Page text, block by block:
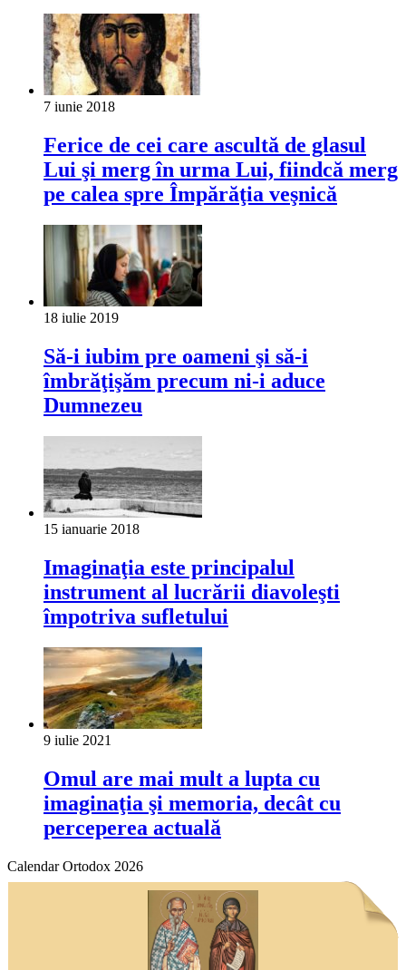
7 iunie 2018
Ferice de cei care ascultă de glasul
Lui şi merg în urma Lui, fiindcă merg
pe calea spre Împărăţia veşnică
18 iulie 2019
Să-i iubim pre oameni şi să-i
îmbrăţişăm precum ni-i aduce
Dumnezeu
15 ianuarie 2018
Imaginaţia este principalul
instrument al lucrării diavoleşti
împotriva sufletului
9 iulie 2021
Omul are mai mult a lupta cu
imaginaţia şi memoria, decât cu
perceperea actuală
Calendar Ortodox 2026